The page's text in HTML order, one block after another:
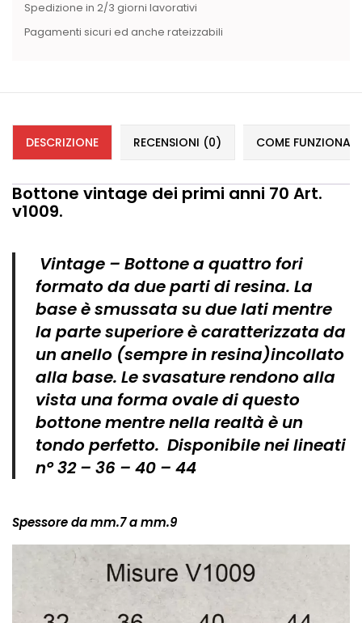
Spedizione in 2/3 giorni lavorativi
Pagamenti sicuri ed anche rateizzabili
DESCRIZIONE RECENSIONI (0) COME
Bottone vintage dei primi anni 70 Art.
v1009.
Vintage – Bottone a quattro fori
formato da due parti di resina. La
base è smussata su due lati mentre
la parte superiore è caratterizzata da
un anello (sempre in resina)incollato
alla base. Le svasature rendono alla
vista una forma ovale di questo
bottone mentre nella realtà è un
tondo perfetto. Disponibile nei lineati
n° 32 – 36 – 40 – 44
Spessore da mm.7 a mm.9